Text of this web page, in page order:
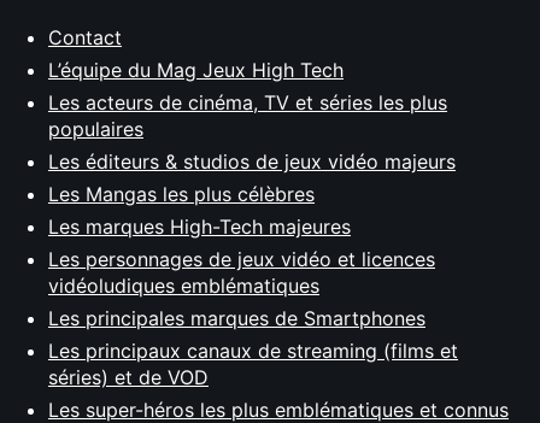
Contact
L’équipe du Mag Jeux High Tech
Les acteurs de cinéma, TV et séries les plus
populaires
Les éditeurs & studios de jeux vidéo majeurs
Les Mangas les plus célèbres
Les marques High-Tech majeures
Les personnages de jeux vidéo et licences
vidéoludiques emblématiques
Les principales marques de Smartphones
Les principaux canaux de streaming (films et
séries) et de VOD
Les super-héros les plus emblématiques et connus